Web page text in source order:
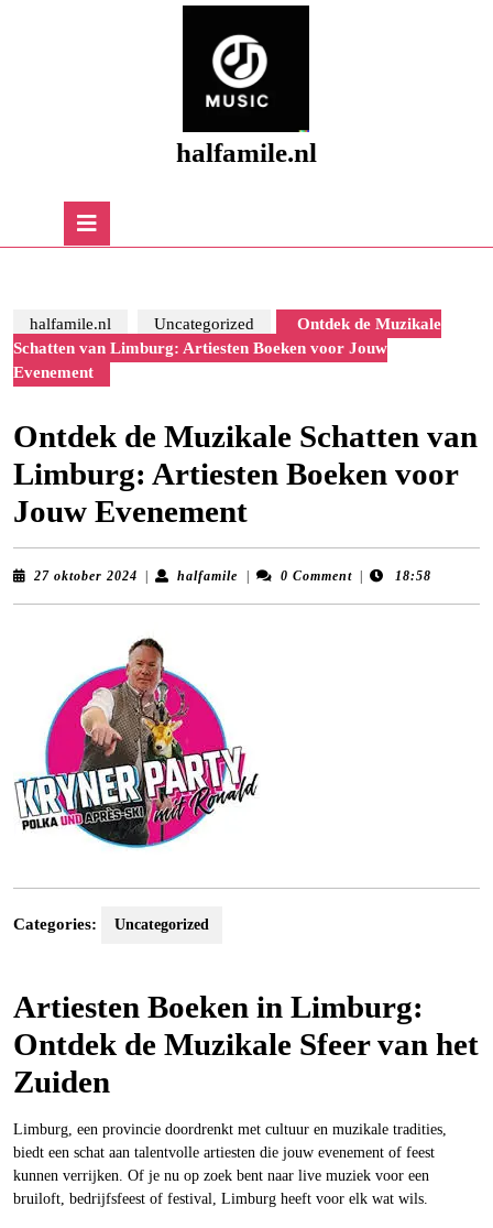
halfamile.nl
halfamile.nl Uncategorized
Ontdek de Muzikale
Schatten van Limburg: Artiesten Boeken voor Jouw
Evenement
Ontdek de Muzikale Schatten van
Limburg: Artiesten Boeken voor
Jouw Evenement
27 oktober 2024 27
halfamile halfamile0 Comment 18:58
Categories: Uncategorized
Artiesten Boeken in Limburg:
Ontdek de Muzikale Sfeer van het
Zuiden
Limburg, een provincie doordrenkt met cultuur en muzikale tradities,
biedt een schat aan talentvolle artiesten die jouw evenement of feest
kunnen verrijken. Of je nu op zoek bent naar live muziek voor een
bruiloft, bedrijfsfeest of festival, Limburg heeft voor elk wat wils.